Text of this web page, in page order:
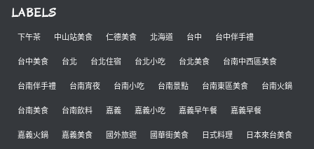
LABELS
下午茶 中山站美食 仁德美食 北海道 台中 台中伴手禮
台中美食 台北 台北住宿 台北小吃 台北美食 台南中西區美食
台南伴手禮 台南宵夜 台南小吃 台南景點 台南東區美食 台南火鍋
台南美食 台南飲料 嘉義 嘉義小吃 嘉義早午餐 嘉義早餐
嘉義火鍋 嘉義美食 國外旅遊 國華街美食 日式料理 日本來台美食